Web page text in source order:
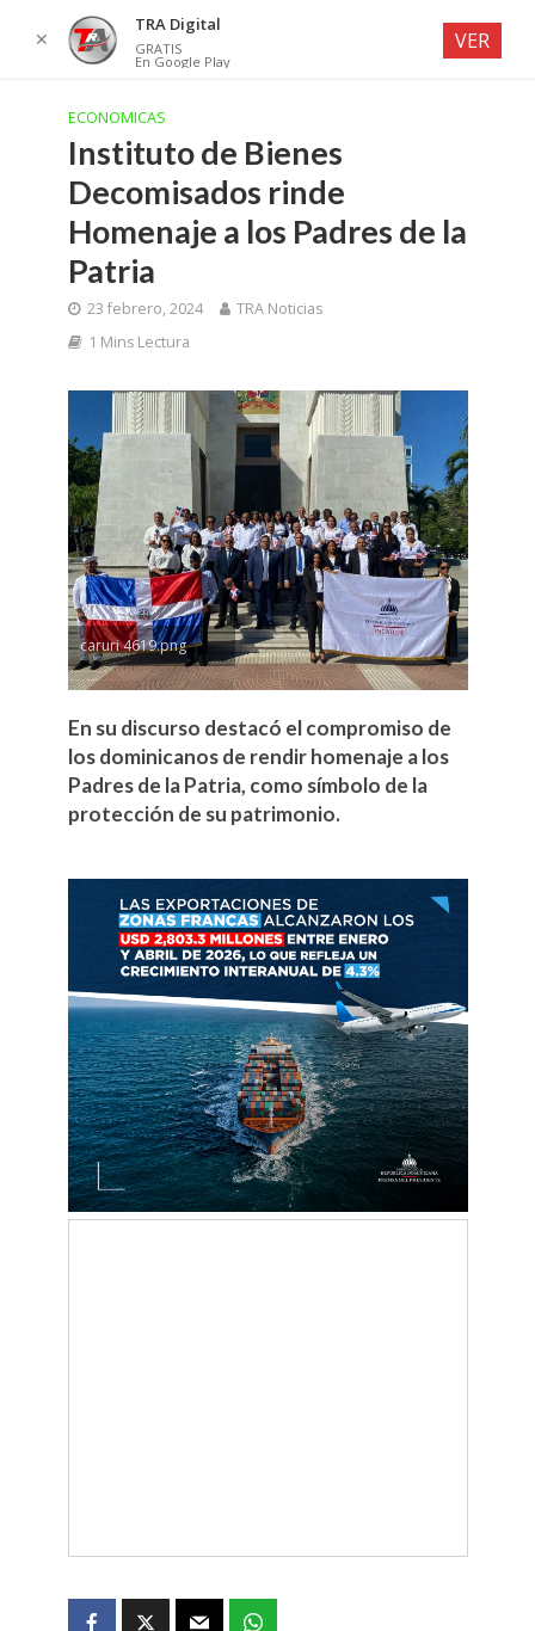
ECONOMICAS
Instituto de Bienes
Decomisados ​​rinde
Homenaje a los Padres de la
Patria
23 febrero, 2024
TRA Noticias
1 Mins Lectura
caruri 4619.png
En su discurso destacó el compromiso de
los dominicanos de rendir homenaje a los
Padres de la Patria, como símbolo de la
protección de su patrimonio.
✕
TRA Digital
GRATIS
En Google Play
VER